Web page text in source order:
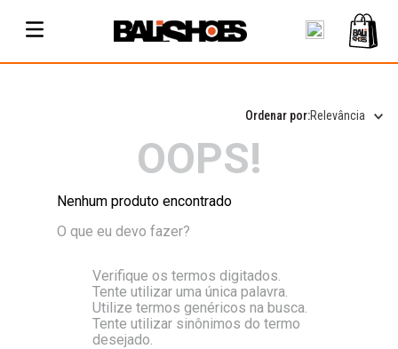
Relevância
OOPS!
Nenhum produto encontrado
O que eu devo fazer?
Verifique os termos digitados.
Tente utilizar uma única palavra.
Utilize termos genéricos na busca.
Tente utilizar sinônimos do termo
desejado.